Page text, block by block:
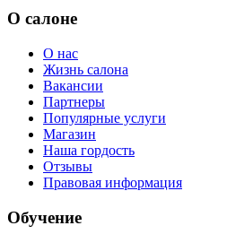
О салоне
О нас
Жизнь салона
Вакансии
Партнеры
Популярные услуги
Магазин
Наша гордость
Отзывы
Правовая информация
Обучение